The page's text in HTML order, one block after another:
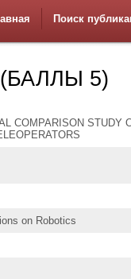
Поиск
5)
COMPARISON STUDY
on Robotics